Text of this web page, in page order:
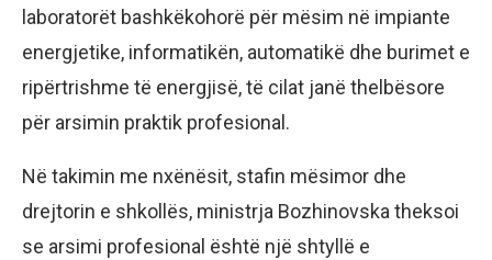
laboratorët bashkëkohorë për mësim në impiante
energjetike, informatikën, automatikë dhe burimet e
ripërtrishme të energjisë, të cilat janë thelbësore
për arsimin praktik profesional.
Në takimin me nxënësit, stafin mësimor dhe
drejtorin e shkollës, ministrja Bozhinovska theksoi
se arsimi profesional është një shtyllë e